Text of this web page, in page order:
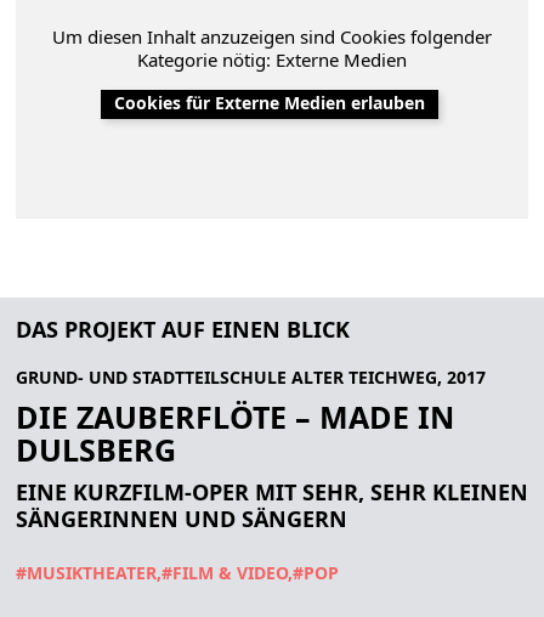
Um diesen Inhalt anzuzeigen sind Cookies folgender
Kategorie nötig: Externe Medien
Cookies für Externe Medien erlauben
DAS PROJEKT AUF EINEN BLICK
GRUND- UND STADTTEILSCHULE ALTER TEICHWEG, 2017
DIE ZAUBERFLÖTE – MADE IN
DULSBERG
EINE KURZFILM-OPER MIT SEHR, SEHR KLEINEN
SÄNGERINNEN UND SÄNGERN
#MUSIKTHEATER #FILM & VIDEO #POP